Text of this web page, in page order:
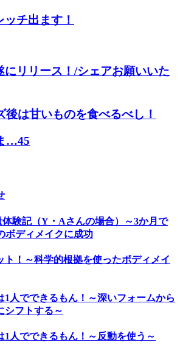
チ出ます！
リリース！/シェアお願いいた
後は甘いものを食べるべし！
…45
験記（Y・Aさんの場合）～3か月で
ボディメイクに成功
ト！～科学的根拠を使ったボディメイ
1人でできるもん！～深いフォームから
シフトする～
1人でできるもん！～反動を使う～